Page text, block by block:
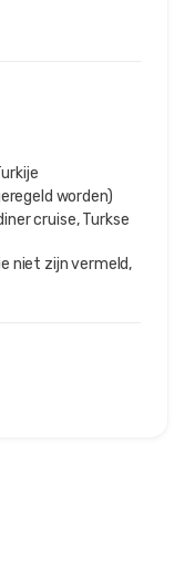
worden)
cruise, Turkse
niet zijn vermeld,